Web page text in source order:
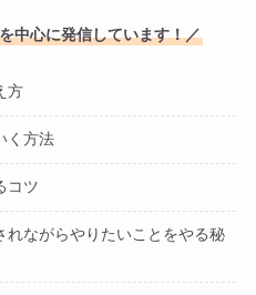
中心に発信しています！／
方
く方法
コツ
れながらやりたいことをやる秘